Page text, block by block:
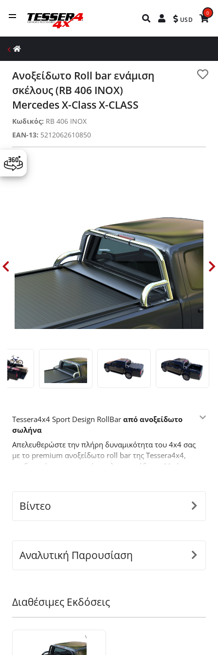
USD
0
Ανοξείδωτο Roll bar ενάμιση
σκέλους (RB 406 INOX)
Mercedes X-Class X-CLASS
Κωδικός: RB 406 INOX
EAN-13: 5212062610850
Tessera4x4 Sport Design RollBar από ανοξείδωτο
σωλήνα
Απελευθερώστε την πλήρη δυναμικότητα του 4x4 σας
με το premium ανοξείδωτο roll bar της Tessera4x4,
σχεδιασμένο για αντοχή, στυλ και απόδοση. Με έναν
Βασικά χαρακτηριστικά:
mm για να αντέχει σε δύσκολες συνθήκες,
προσφέροντας παράλληλα μια κομψή, μοντέρνα
σχεδιασμός, προσαρμόζεται τέλεια στις διαστάσεις
της καρότσας του οχήματος σας, εξασφαλίζοντας
άψογη και ασφαλή εγκατάσταση.
αντέχουν σε βαριά φορτία, τα πόδια είναι ενωμένα
ως ένα κομμάτι για αντοχή και διάρκεια ζωής σε
Βίντεο
Αναλυτική Παρουσίαση
Διαθέσιμες Εκδόσεις